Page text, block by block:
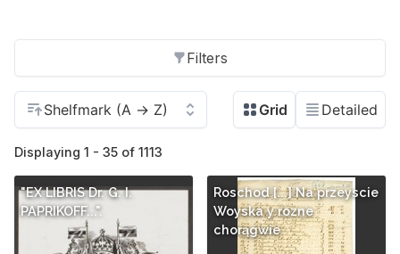
Filters
Displaying 1 - 35 of 1113
"EX LIBRIS Dr. G. I.
PAPRIKOFF...".
Roschod [...] Na przeyscie
Woyska y rozne
chorągwie